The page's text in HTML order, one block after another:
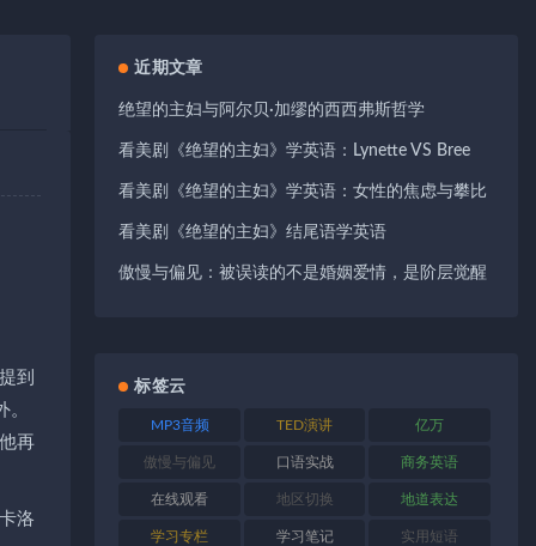
到
再
洛
近期文章
绝望的主妇与阿尔贝·加缪的西西弗斯哲学
看美剧《绝望的主妇》学英语：Lynette VS Bree
看美剧《绝望的主妇》学英语：女性的焦虑与攀比
看美剧《绝望的主妇》结尾语学英语
傲慢与偏见：被误读的不是婚姻爱情，是阶层觉醒
标签云
MP3音频 TED演讲 亿万
傲慢与偏见 口语实战 商务英语
在线观看 地区切换 地道表达
学习专栏 学习笔记 实用短语